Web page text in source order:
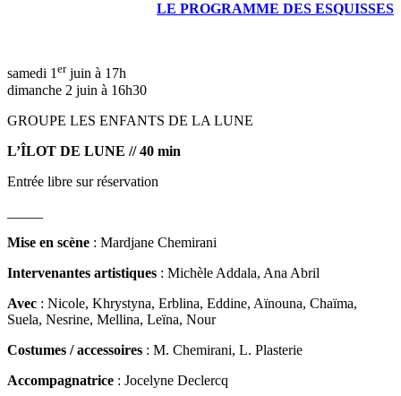
LE PROGRAMME DES ESQUISSES
samedi 1erjuin à 17h
dimanche 2 juin à 16h30
GROUPE LES ENFANTS DE LA LUNE
L’ÎLOT DE LUNE // 40 min
Entrée libre sur réservation
Mise en scène : Mardjane Chemirani
Intervenantes artistiques : Michèle Addala, Ana Abril
Avec : Nicole, Khrystyna, Erblina, Eddine, Aïnouna, Chaïma,
Suela, Nesrine, Mellina, Leïna, Nour
Costumes / accessoires : M. Chemirani, L. Plasterie
Accompagnatrice : Jocelyne Declercq